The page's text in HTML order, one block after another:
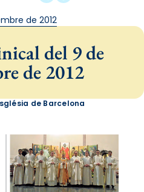
de 2012
del 9 de
de 2012
de Barcelona